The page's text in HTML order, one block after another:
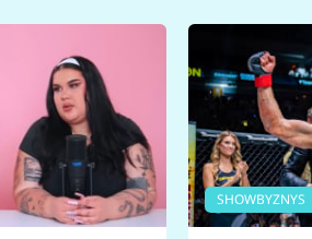
SHOWBYZNYS